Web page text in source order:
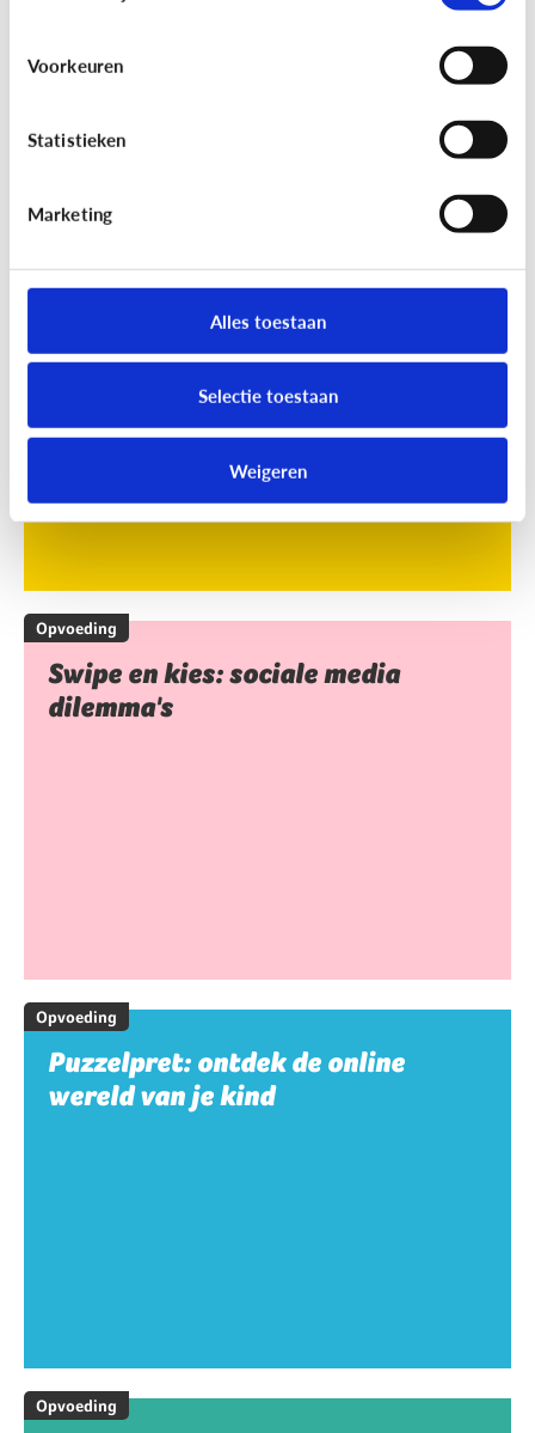
Voorkeuren
Statistieken
Marketing
Alles toestaan
Selectie toestaan
Weigeren
[Online quiz]Waar is schermtijd
Opvoeding
Swipe en kies: sociale media
dilemma's
Opvoeding
Puzzelpret: ontdek de online
wereld van je kind
Opvoeding